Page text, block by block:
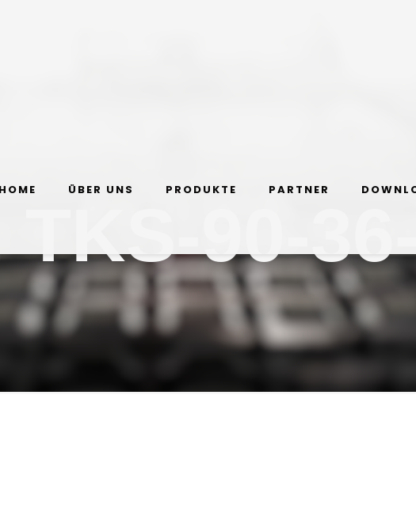
HOME ÜBER UNS PRODUKTE PARTNER
TKS-90-